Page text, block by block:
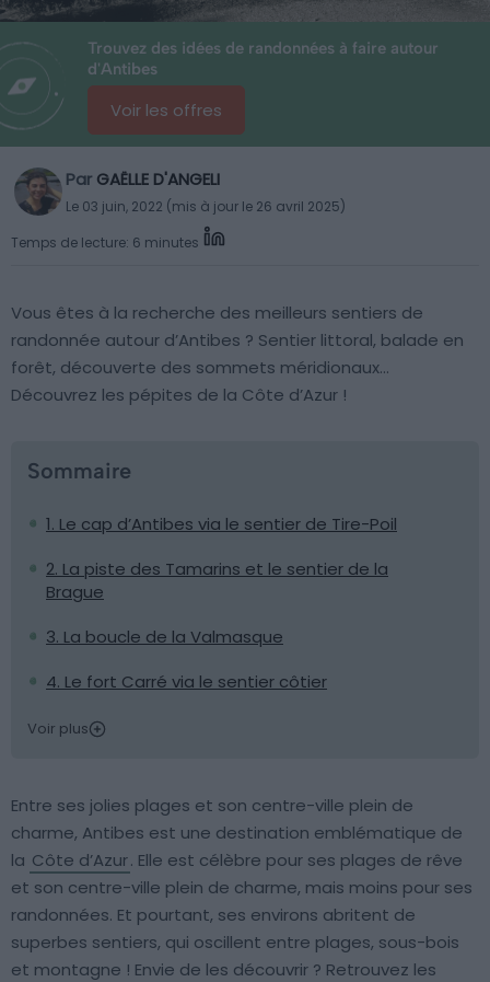
Trouvez des idées de randonnées à faire autour
d'Antibes
Voir les offres
Par GAËLLE D'ANGELI
Le 03 juin, 2022 (mis à jour le 26 avril 2025)
Temps de lecture: 6 minutes
Vous êtes à la recherche des meilleurs sentiers de
randonnée autour d’Antibes ? Sentier littoral, balade en
forêt, découverte des sommets méridionaux…
Découvrez les pépites de la Côte d’Azur !
Sommaire
1. Le cap d’Antibes via le sentier de Tire-Poil
2. La piste des Tamarins et le sentier de la
Brague
3. La boucle de la Valmasque
4. Le fort Carré via le sentier côtier
Voir plus
Entre ses jolies plages et son centre-ville plein de
charme, Antibes est une destination emblématique de
la Côte d’Azur. Elle est célèbre pour ses plages de rêve
et son centre-ville plein de charme, mais moins pour ses
randonnées. Et pourtant, ses environs abritent de
superbes sentiers, qui oscillent entre plages, sous-bois
et montagne ! Envie de les découvrir ? Retrouvez les